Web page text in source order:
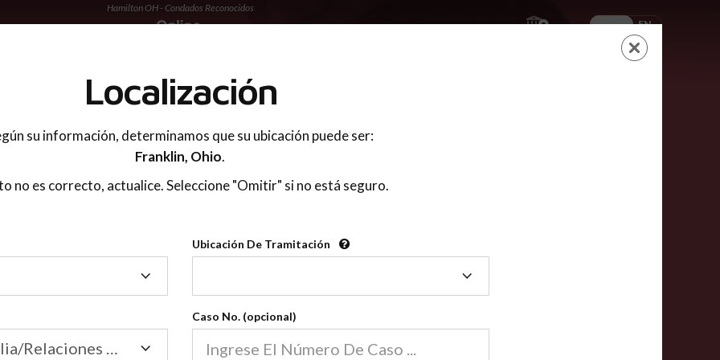
Hamilton OH - Condados Reconocidos
ES EN
LOGIN
Condados Reconocidos
2600
Condados
Nuestras clases de crianza compartida en línea están acreditadas en más de
2600 condados.
Las clases para padres en línea cumplen la mayoría de las normas nacionales
Localización
su información, determinamos que su ubicación puede ser:
Franklin, Ohio.
no es correcto, actualice. Seleccione "Omitir" si no está seguro.
Ubicación De Tramitación
Tramitación
Tribunal de Familia/Relaciones Domésticas
Caso No. (opcional)